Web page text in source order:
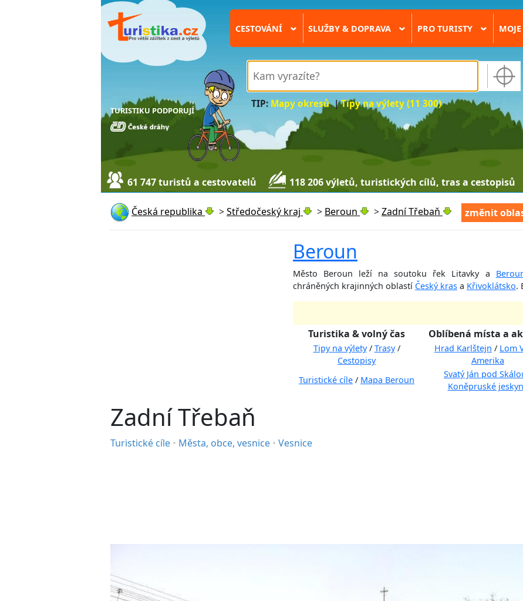
TURISTIKU PODPORUJÍ
CESTOVÁNÍ › SLUŽBY & DOPRAVA › PRO TURISTY ›
TIP: Mapy okresů|Tipy na výlety (11 300)
61 747 turistů a cestovatelů 118 206 výletů, turistických cílů, tras a cestopisů
Česká republika >Středočeský kraj > Beroun >Zadní Třebaň změnit
Beroun
Město Beroun leží na soutoku řek Litavky a
chráněných krajinných oblastí Český kras a Křivoklátsko.
Turistika & volný čas Oblíbená místa a
Tipy na výlety/ Trasy/
Cestopisy
Hrad Karlštejn / Lom
Amerika
Turistické cíle / Mapa Beroun
Svatý Ján pod
Koněpruské
Zadní Třebaň
Turistické cíle • Města, obce, vesnice • Vesnice